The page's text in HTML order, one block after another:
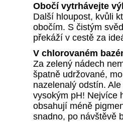
Obočí vytrhávejte
Další hloupost, kvůli
obočím. S čistým
překáží v cestě za
V chlorovaném
Za zelený nádech
špatně udržované,
nazelenalý odstín.
vysokým pH! Nejvíce
obsahují méně
snadno, po návštěvě